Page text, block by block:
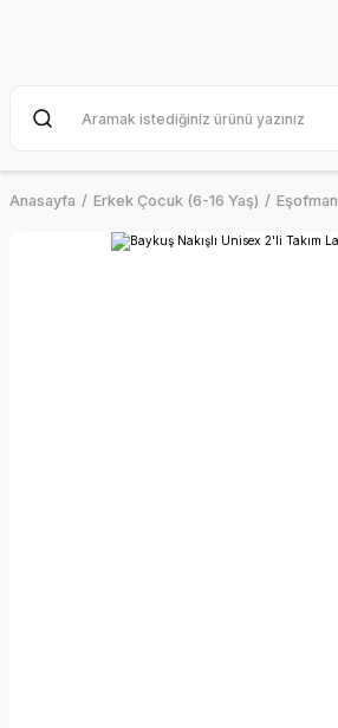
Anasayfa Erkek Çocuk (6-16 Yaş) Eşofman